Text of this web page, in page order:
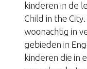
kinderen in de
Child in the
woonachtig in
gebieden in
kinderen die in